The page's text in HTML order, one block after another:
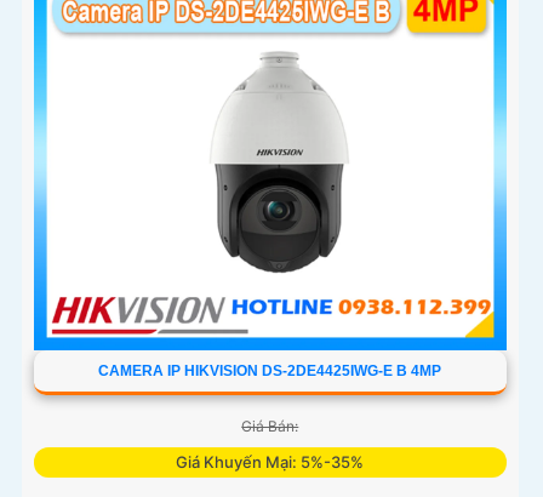
CAMERA IP HIKVISION DS-2DE4425IWG-E B 4MP
Giá Bán:
Giá Khuyến Mại: 5%-35%